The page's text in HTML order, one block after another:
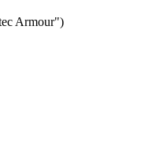
Armour")